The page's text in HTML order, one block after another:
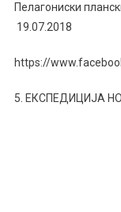
Пелагониски
19.07.2018
https://
5. ЕКСПЕДИЦИЈА